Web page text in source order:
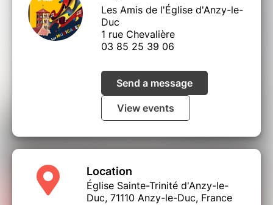
Les Amis de l'Église d'Anzy-le-
Duc
1 rue Chevalière
03 85 25 39 06
Send a message
View events
Location
Église Sainte-Trinité d'Anzy-le-
Duc, 71110 Anzy-le-Duc, France